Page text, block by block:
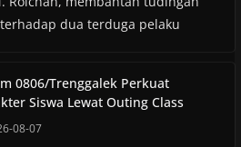
dua terduga pelaku
0806/Trenggalek Perkuat
Siswa Lewat Outing Class
08-07